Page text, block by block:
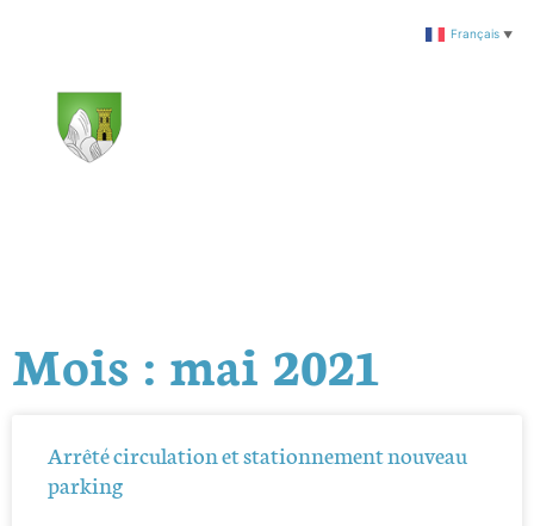
Mois : mai 2021
Arrêté circulation et stationnement nouveau
parking
Français ▼